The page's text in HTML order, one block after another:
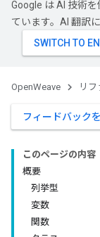
Google は AI 技術
ています。AI 翻訳
OpenWeave リ
フィードバック
このページの内容
概要
列挙型
変数
関数